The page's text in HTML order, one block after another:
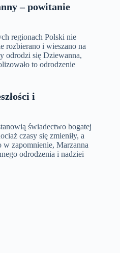
– powitanie
regionach Polski nie
rozbierano i wieszano na
odrodzi się Dziewanna,
to odrodzenie
i
świadectwo bogatej
czasy się zmieniły, a
w zapomnienie, Marzanna
odrodzenia i nadziei